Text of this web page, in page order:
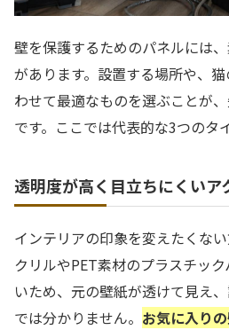
壁を保護するためのパネルには
があります。設置する場所や、
わせて最適なものを選ぶことが
です。ここでは代表的な3つのタ
透明度が高く目立ちにくいア
インテリアの印象を変えたくな
クリルやPET素材のプラスチッ
いため、元の壁紙が透けて見え
では分かりません。 お気に入り